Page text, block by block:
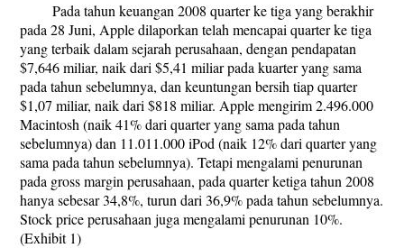
Pada tahun keuangan 2008 quarter ke tiga yang berakhir
pada 28 Juni, Apple dilaporkan telah mencapai quarter ke tiga
yang terbaik dalam sejarah perusahaan, dengan pendapatan
$7,646 miliar, naik dari $5,41 miliar pada kuarter yang sama
pada tahun sebelumnya, dan keuntungan bersih tiap quarter
$1,07 miliar, naik dari $818 miliar. Apple mengirim 2.496.000
Macintosh (naik 41% dari quarter yang sama pada tahun
sebelumnya) dan 11.011.000 iPod (naik 12% dari quarter yang
sama pada tahun sebelumnya). Tetapi mengalami penurunan
pada gross margin perusahaan, pada quarter ketiga tahun 2008
hanya sebesar 34,8%, turun dari 36,9% pada tahun sebelumnya.
Stock price perusahaan juga mengalami penurunan 10%.
(Exhibit 1)